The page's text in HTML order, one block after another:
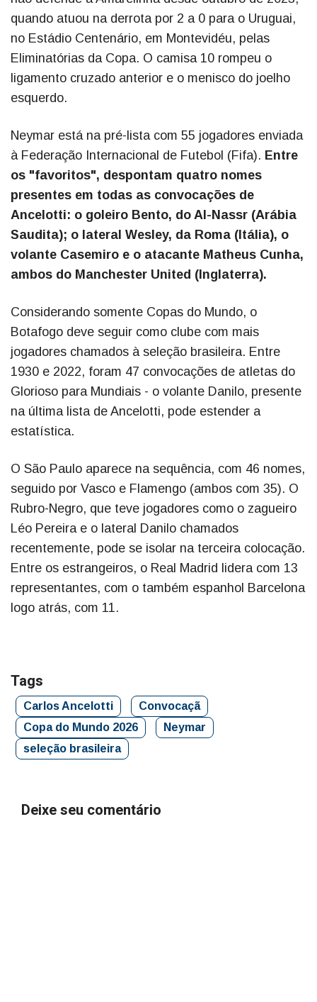
quando atuou na derrota por 2 a 0 para o Uruguai,
no Estádio Centenário, em Montevidéu, pelas
Eliminatórias da Copa. O camisa 10 rompeu o
ligamento cruzado anterior e o menisco do joelho
esquerdo.
Neymar está na pré-lista com 55 jogadores enviada
à Federação Internacional de Futebol (Fifa). Entre
os "favoritos", despontam quatro nomes
presentes em todas as convocações de
Ancelotti: o goleiro Bento, do Al-Nassr (Arábia
Saudita); o lateral Wesley, da Roma (Itália), o
volante Casemiro e o atacante Matheus Cunha,
ambos do Manchester United (Inglaterra).
Considerando somente Copas do Mundo, o
Botafogo deve seguir como clube com mais
jogadores chamados à seleção brasileira. Entre
1930 e 2022, foram 47 convocações de atletas do
Glorioso para Mundiais - o volante Danilo, presente
na última lista de Ancelotti, pode estender a
estatística.
O São Paulo aparece na sequência, com 46 nomes,
seguido por Vasco e Flamengo (ambos com 35). O
Rubro-Negro, que teve jogadores como o zagueiro
Léo Pereira e o lateral Danilo chamados
recentemente, pode se isolar na terceira colocação.
Entre os estrangeiros, o Real Madrid lidera com 13
representantes, com o também espanhol Barcelona
logo atrás, com 11.
Tags
Carlos Ancelotti
Convocaçã
Copa do Mundo 2026
Neymar
seleção brasileira
Deixe seu comentário